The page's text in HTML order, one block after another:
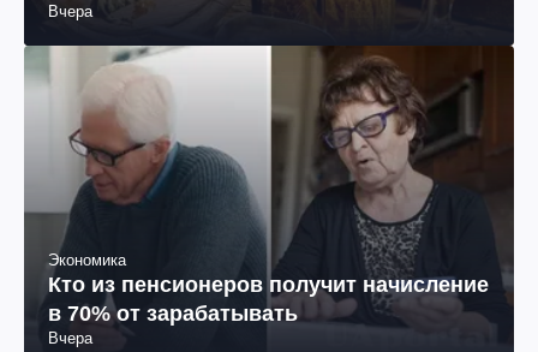
Вчера
Экономика
Кто из пенсионеров получит начисление
в 70% от зарабатывать
Вчера